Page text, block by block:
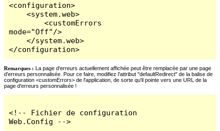
<configuration>
    <system.web>
        <customErrors
mode="Off"/>
    </system.web>
</configuration>
Remarques : La page d'erreurs actuellement affichée peut être remplacée par une page
d'erreurs personnalisée. Pour ce faire, modifiez l'attribut "defaultRedirect" de la balise de
configuration <customErrors> de l'application, de sorte qu'il pointe vers une URL de la
page d'erreurs personnalisée !
<!-- Fichier de configuration
Web.Config -->